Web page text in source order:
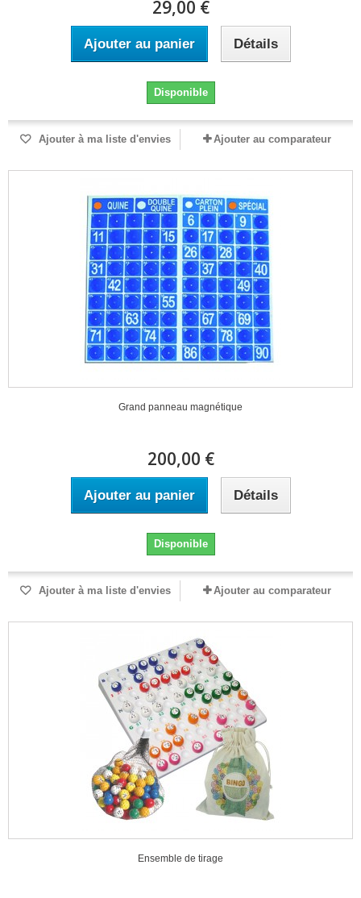
29,00 €
Ajouter au panier Détails
Disponible
Ajouter à ma liste d'envies Ajouter au comparateur
Grand panneau magnétique
200,00 €
Ajouter au panier Détails
Disponible
Ajouter à ma liste d'envies Ajouter au comparateur
Ensemble de tirage